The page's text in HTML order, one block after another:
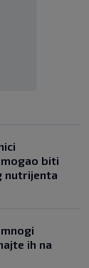
biti
nutrijenta
ih na